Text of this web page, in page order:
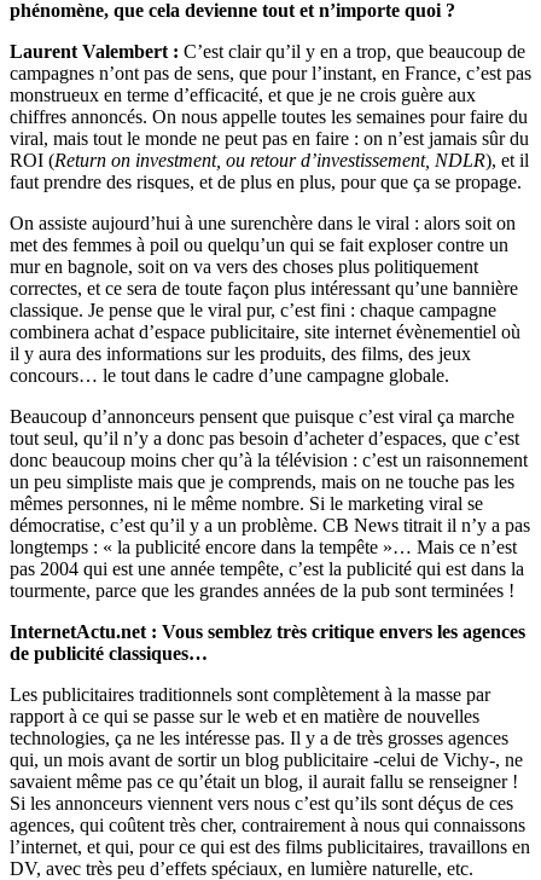
phénomène, que cela devienne tout et n’importe quoi ?
Laurent Valembert : C’est clair qu’il y en a trop, que beaucoup de
campagnes n’ont pas de sens, que pour l’instant, en France, c’est pas
monstrueux en terme d’efficacité, et que je ne crois guère aux
chiffres annoncés. On nous appelle toutes les semaines pour faire du
viral, mais tout le monde ne peut pas en faire : on n’est jamais sûr du
ROI (Return on investment, ou retour d’investissement, NDLR), et il
faut prendre des risques, et de plus en plus, pour que ça se propage.
On assiste aujourd’hui à une surenchère dans le viral : alors soit on
met des femmes à poil ou quelqu’un qui se fait exploser contre un
mur en bagnole, soit on va vers des choses plus politiquement
correctes, et ce sera de toute façon plus intéressant qu’une bannière
classique. Je pense que le viral pur, c’est fini : chaque campagne
combinera achat d’espace publicitaire, site internet évènementiel où
il y aura des informations sur les produits, des films, des jeux
concours… le tout dans le cadre d’une campagne globale.
Beaucoup d’annonceurs pensent que puisque c’est viral ça marche
tout seul, qu’il n’y a donc pas besoin d’acheter d’espaces, que c’est
donc beaucoup moins cher qu’à la télévision : c’est un raisonnement
un peu simpliste mais que je comprends, mais on ne touche pas les
mêmes personnes, ni le même nombre. Si le marketing viral se
démocratise, c’est qu’il y a un problème. CB News titrait il n’y a pas
longtemps : « la publicité encore dans la tempête »… Mais ce n’est
pas 2004 qui est une année tempête, c’est la publicité qui est dans la
tourmente, parce que les grandes années de la pub sont terminées !
InternetActu.net : Vous semblez très critique envers les agences
de publicité classiques…
Les publicitaires traditionnels sont complètement à la masse par
rapport à ce qui se passe sur le web et en matière de nouvelles
technologies, ça ne les intéresse pas. Il y a de très grosses agences
qui, un mois avant de sortir un blog publicitaire -celui de Vichy-, ne
savaient même pas ce qu’était un blog, il aurait fallu se renseigner !
Si les annonceurs viennent vers nous c’est qu’ils sont déçus de ces
agences, qui coûtent très cher, contrairement à nous qui connaissons
l’internet, et qui, pour ce qui est des films publicitaires, travaillons en
DV, avec très peu d’effets spéciaux, en lumière naturelle, etc.